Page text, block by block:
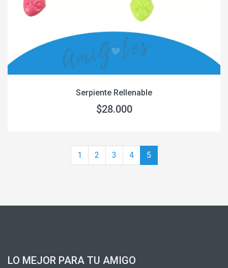
Serpiente Rellenable
$28.000
1 2 3 4 5
LO MEJOR PARA TU AMIGO